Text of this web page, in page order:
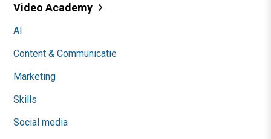
Video Academy
AI
Content & Communicatie
Marketing
Skills
Social media